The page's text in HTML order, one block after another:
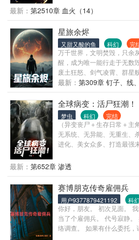
尸”的可怕怪物诞生，以人
头顶上，一颗永恒烈阳，横
降临的半个月之前。 这一世
的规划。 他要好好活着，
付出代价。 那么，一切就先
动物世界吗？狼捕杀绵羊的
助可怜的小羊，因为那会害
不会和羊共情，因为我也是
最新： 第2510章 血火（14）
星旅余烬
又甜又酸的鱼 科幻 完
万千世界，文明焚毁，只余
醒，成为唯一能行走于无数
废土狂怒、剑气凌霄、群
逝的力量，皆成为他掌中的
量，在废墟上重铸传奇。这
孤独旅程，也是于万界终焉
产…重燃星海的史诗。
最新： 第309章 钉子、线
全球病变：活尸狂潮！
梦虫 科幻 完结
（异变丧尸＋生存日常＋主
无系统、无异能、无重生、
进化、美女众多、打造最强
最新： 第652章 渗透
赛博朋克传奇雇佣兵
用户9377879421192 科幻
你好，朋友。 初次见面。
当了个雇佣兵。 代号寂静
络调查。 如果有什么委托